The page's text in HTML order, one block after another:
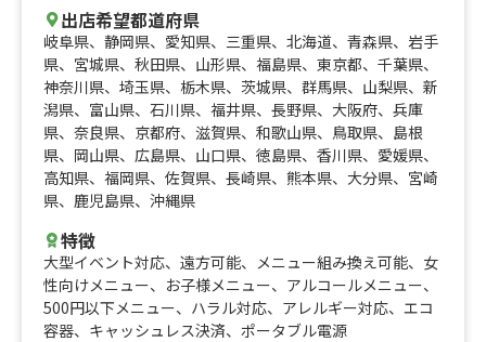
出店希望都道府県
岐阜県、 静岡県、 愛知県、 三重県、 北海道、 青森県、 岩手
県、 宮城県、 秋田県、 山形県、 福島県、 東京都、 千葉県、
神奈川県、 埼玉県、 栃木県、 茨城県、 群馬県、 山梨県、 新
潟県、 富山県、 石川県、 福井県、 長野県、 大阪府、 兵庫
県、 奈良県、 京都府、 滋賀県、 和歌山県、 鳥取県、 島根
県、 岡山県、 広島県、 山口県、 徳島県、 香川県、 愛媛県、
高知県、 福岡県、 佐賀県、 長崎県、 熊本県、 大分県、 宮崎
県、 鹿児島県、 沖縄県
特徴
大型イベント対応、 遠方可能、 メニュー組み換え可能、 女
性向けメニュー、 お子様メニュー、 アルコールメニュー、
500円以下メニュー、 ハラル対応、 アレルギー対応、 エコ
容器、 キャッシュレス決済、 ポータブル電源